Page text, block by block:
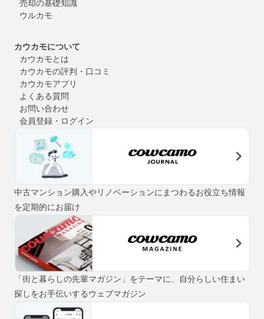
売却の基礎知識
ウルカモ
カウカモについて
カウカモとは
カウカモの評判・口コミ
カウカモアプリ
よくある質問
お問い合わせ
会員登録・ログイン
中古マンション購入やリノベーションにまつわるお役立ち情報
を定期的にお届け
「街と暮らしの先輩マガジン」をテーマに、自分らしい住まい
探しをお手伝いするウェブマガジン